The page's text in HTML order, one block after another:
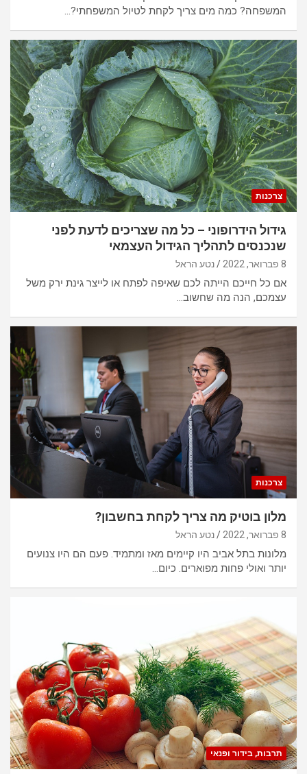
המשפחה? כמה מים צריך לקחת לטיול המשפחתי?…
צרכנות
גידול הידרופוני – כל מה שצריכים לדעת לפני
שנכנסים לתהליך הגידול העצמאי
8 פברואר, 2022 נטע הראל
אם כל חייכם הייתה לכם שאיפה לפתח או לייצר גינת ירק משל
עצמכם, הנה מה שחשוב…
צרכנות
מלון בוטיק מה צריך לקחת בחשבון?
8 פברואר, 2022 נטע הראל
מלונות בתל אביב היו קיימים מאז ומתמיד. פעם הם היו צנועים
יותר ואולי פחות מפוארים. כיום…
תרבות, בידור ופנאי